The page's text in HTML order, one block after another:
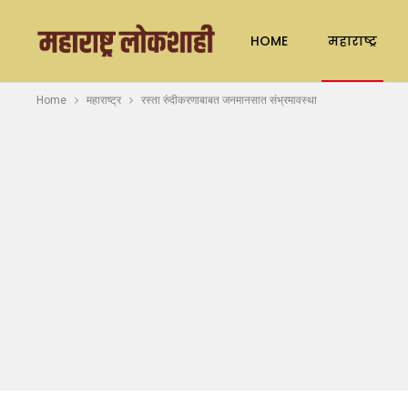
HOME महाराष्ट्र
Home महाराष्ट्र रस्ता रुंदीकरणाबाबत जनमानसात संभ्रमावस्था